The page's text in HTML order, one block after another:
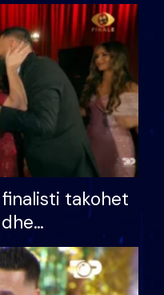
takohet
ndonjë letër